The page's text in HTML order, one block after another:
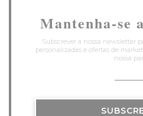
Mantenha-se
Subscrever a nossa newsletter
personalizadas e ofertas de
nossa